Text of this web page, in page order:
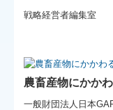
戦略経営者編集室
農畜産物にかか
一般財団法人日本